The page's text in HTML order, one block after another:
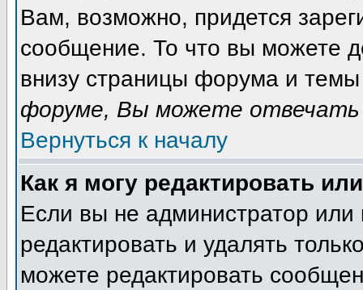
Вам, возможно, придется
сообщение. То что вы можете
внизу страницы форума и
форуме, Вы можете отвечать
Вернуться к началу
Как я могу редактировать
Если вы не администратор
редактировать и удалять
можете редактировать